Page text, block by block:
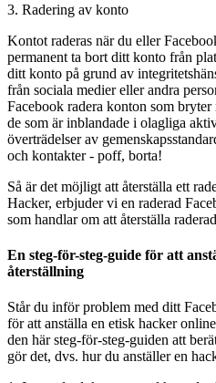
3. Radering av konto
Kontot raderas när du eller
permanent ta bort ditt konto från
ditt konto på grund av
från sociala medier eller andra
Facebook radera konton som
de som är inblandade i olagliga
överträdelser av
och kontakter - poff, borta!
Så är det möjligt att återställa ett
Hacker, erbjuder vi en raderad
som handlar om att återställa
En steg-för-steg-guide för att
återställning
Står du inför problem med ditt
för att anställa en etisk hacker
den här steg-för-steg-guiden att
gör det, dvs. hur du anställer en